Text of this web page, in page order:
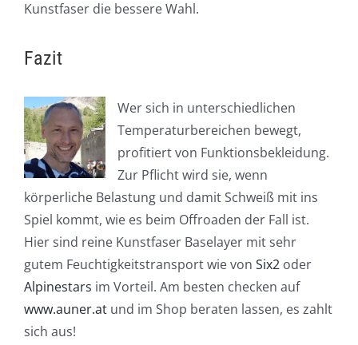
Kunstfaser die bessere Wahl.
Fazit
Wer sich in unterschiedlichen
Temperaturbereichen bewegt,
profitiert von Funktionsbekleidung.
Zur Pflicht wird sie, wenn
körperliche Belastung und damit Schweiß mit ins
Spiel kommt, wie es beim Offroaden der Fall ist.
Hier sind reine Kunstfaser Baselayer mit sehr
gutem Feuchtigkeitstransport wie von Six2 oder
Alpinestars im Vorteil. Am besten checken auf
www.auner.at und im Shop beraten lassen, es zahlt
sich aus!